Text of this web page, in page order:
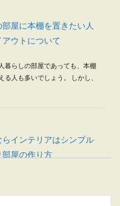
屋に本棚を置きたい人
ウトについて
暮らしの部屋であっても、本棚
る人も多いでしょう。 しかし、
インテリアはシンプル
部屋の作り方